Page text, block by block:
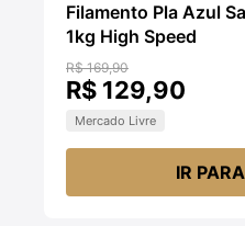
Filamento Pla Azul
1kg High Speed
R$ 169,90
R$ 129,90
Mercado Livre
IR